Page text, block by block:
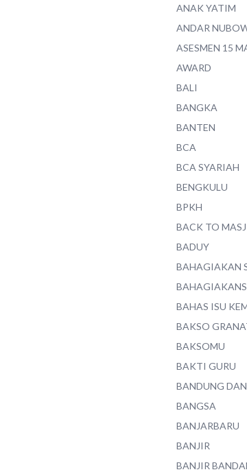
ANAK YATIM
ANDAR
ASESMEN 15
AWARD
BALI
BANGKA
BANTEN
BCA
BCA SYARIAH
BENGKULU
BPKH
BACK TO
BADUY
BAHAGIAKAN
BAHAS ISU
BAKSO
BAKSOMU
BAKTI GURU
BANDUNG
BANGSA
BANJARBARU
BANJIR
BANJIR